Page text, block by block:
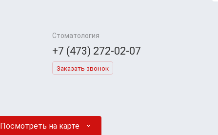
Стоматология
+7 (473) 272-02-07
Заказать звонок
Посмотреть на карте